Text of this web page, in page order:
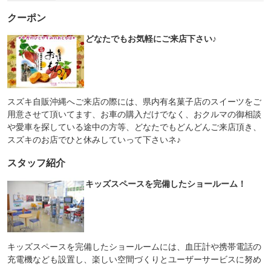
クーポン
どなたでもお気軽にご来店下さい♪
スズキ自販沖縄へご来店の際には、県内有名菓子店のスイーツをご
用意させて頂いてます、お車の購入だけでなく、おクルマの御相談
や愛車を探している途中の方等、どなたでもどんどんご来店頂き、
スズキのお店でひと休みしていって下さいネ♪
スタッフ紹介
キッズスペースを完備したショールーム！
キッズスペースを完備したショールームには、血圧計や携帯電話の
充電機なども設置し、楽しい空間づくりとユーザーサービスに努め